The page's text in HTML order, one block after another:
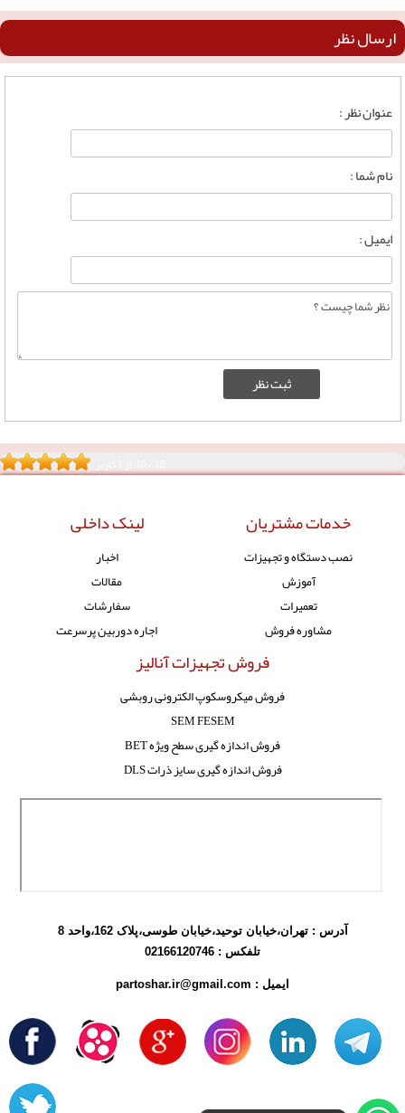
ارسال نظر
عنوان نظر :
نام شما :
ایمیل :
خدمات مشتریان
نصب دستگاه و تجهیزات
آموزش
تعمیرات
مشاوره فروش
لینک داخلی
اخبار
مقالات
سفارشات
اجاره دوربین پرسرعت
فروش تجهیزات آنالیز
فروش میکروسکوپ الکترونی روبشی
SEM FESEM
فروش اندازه گیری سطح ویژه BET
فروش اندازه گیری سایز ذرات DLS
آدرس : تهران،خیابان توحید،خیابان طوسی،پلاک 162،واحد 8
تلفکس :
ایمیل : partoshar.ir@gmail.com